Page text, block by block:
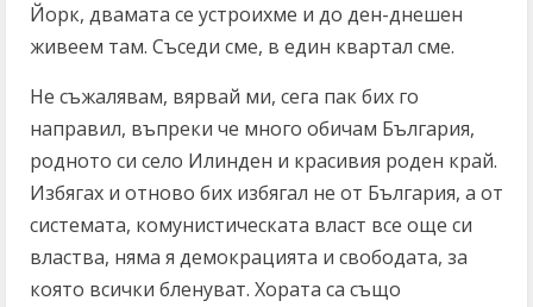
Йорк, двамата се устроихме и до ден-днешен
живеем там. Съседи сме, в един квартал сме.
Не съжалявам, вярвай ми, сега пак бих го
направил, въпреки че много обичам България,
родното си село Илинден и красивия роден край.
Избягах и отново бих избягал не от България, а от
системата, комунистическата власт все още си
властва, няма я демокрацията и свободата, за
която всички бленуват. Хората са също